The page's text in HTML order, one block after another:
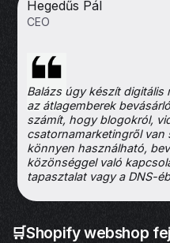
Hegedűs Pál
CEO
Balázs úgy készít
az átlagemberek
számít, hogy blogokról,
csatornamarketingről van
könnyen használható,
közönséggel való
tapasztalat vagy a DNS-
🛒Shopify webshop